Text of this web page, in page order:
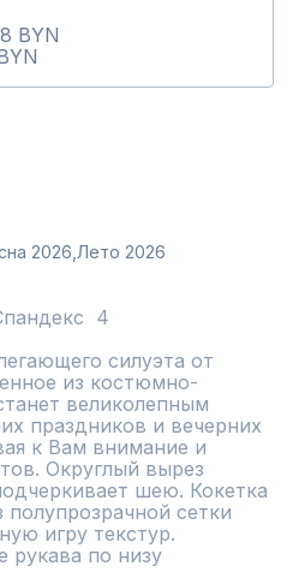
BYN
2026, Лето 2026
силуэта от
из костюмно-
великолепным
праздников и вечерних
к Вам внимание и
Округлый вырез
шею. Кокетка
сетки
игру текстур.
рукава по низу